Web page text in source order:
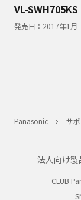
VL-SWH705KS
発売日： 2017年1月
Panasonic サ
法人向け
CLUB